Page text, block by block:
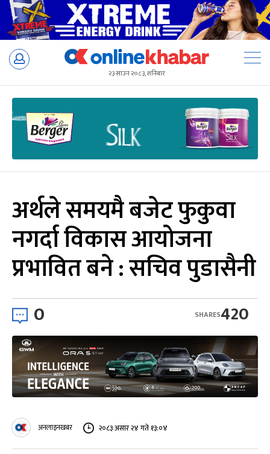
Skip
२३ साउन २०८३, शनिबार
अर्थले समयमै बजेट फुकुवा
नगर्दा विकास आयोजना
प्रभावित बने : सचिव पुडासैनी
0 420
SHARES
अनलाइनखबर २०८३ असार २४ गते १३:०४